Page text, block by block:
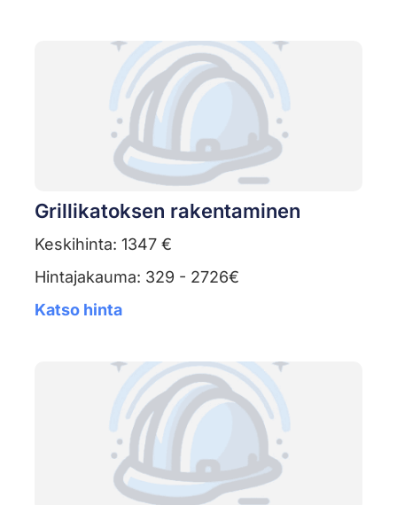
Grillikatoksen rakentaminen
Keskihinta: 1347 €
Hintajakauma: 329 - 2726€
Katso hinta